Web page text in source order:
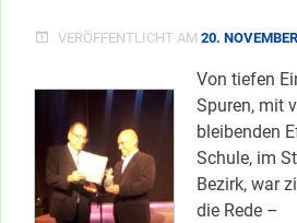
VERÖFFENTLICHT AM 20.
Von tiefen
Spuren, mit
bleibenden
Schule, im
Bezirk, war
die Rede –